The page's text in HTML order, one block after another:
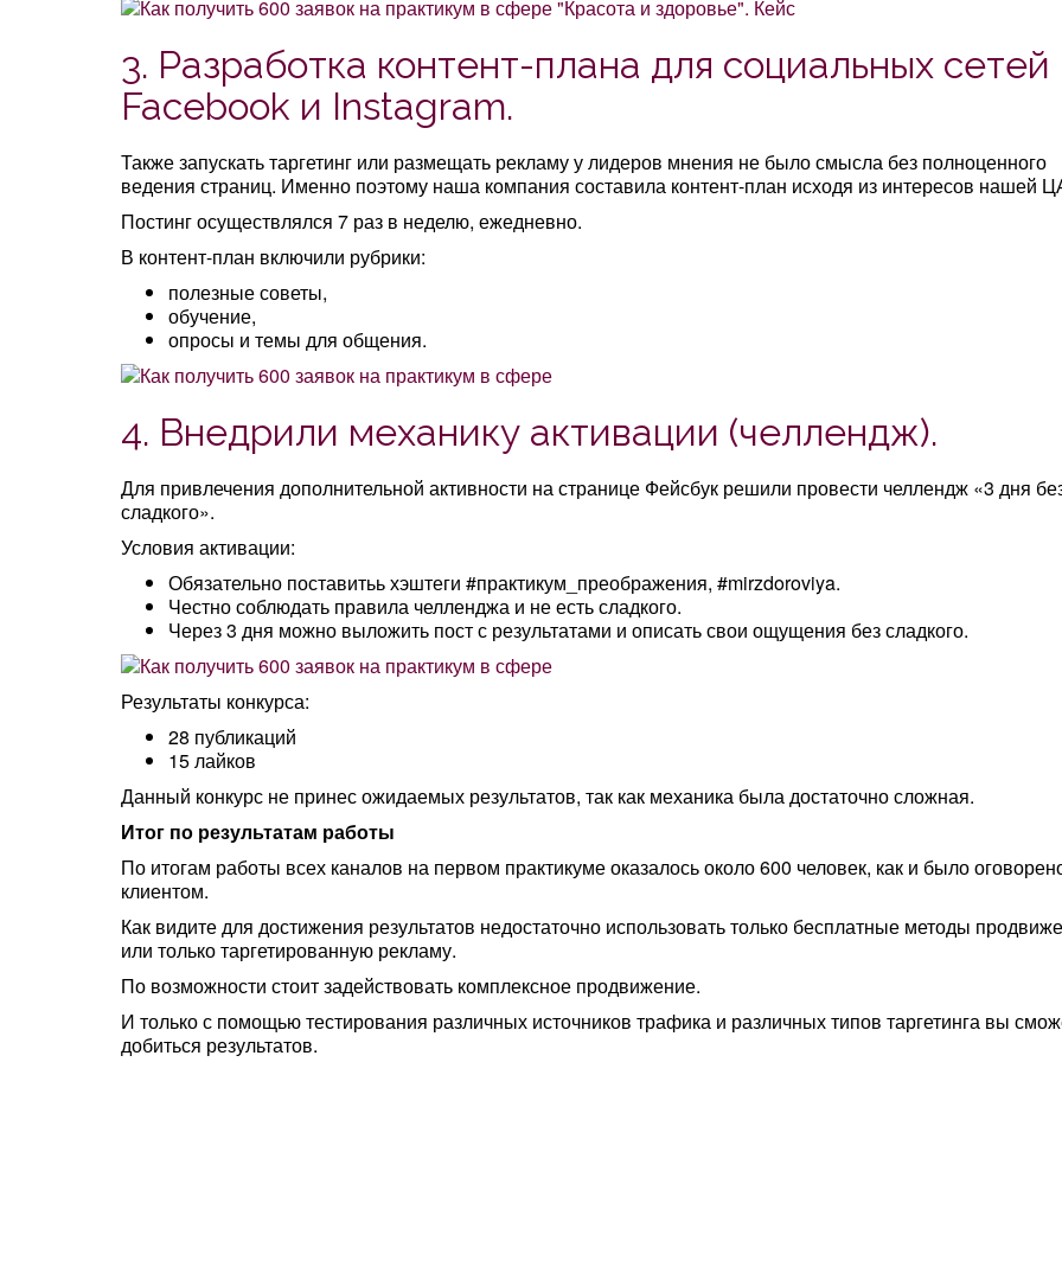
3. Разработка контент-плана для социальных сетей
Facebook и Instagram.
Также запускать таргетинг или размещать рекламу у лидеров мнения не было смысла без полноценного
ведения страниц. Именно поэтому наша компания составила контент-план исходя из интересов нашей
Постинг осуществлялся 7 раз в неделю, ежедневно.
В контент-план включили рубрики:
полезные советы,
обучение,
опросы и темы для общения.
4. Внедрили механику активации (челлендж).
Для привлечения дополнительной активности на странице Фейсбук решили провести челлендж «3 дня
сладкого».
Условия активации:
Обязательно поставитьь хэштеги #практикум_преображения, #mirzdoroviya.
Честно соблюдать правила челленджа и не есть сладкого.
Через 3 дня можно выложить пост с результатами и описать свои ощущения без сладкого.
Результаты конкурса:
28 публикаций
15 лайков
Данный конкурс не принес ожидаемых результатов, так как механика была достаточно сложная.
Итог по результатам работы
По итогам работы всех каналов на первом практикуме оказалось около 600 человек, как и было
клиентом.
Как видите для достижения результатов недостаточно использовать только бесплатные методы
или только таргетированную рекламу.
По возможности стоит задействовать комплексное продвижение.
И только с помощью тестирования различных источников трафика и различных типов таргетинга вы
добиться результатов.